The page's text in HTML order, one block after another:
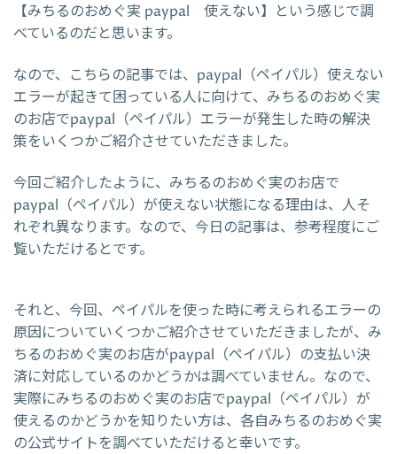
【みちるのおめぐ実 paypal 使えない】という感じで調
べているのだと思います。
なので、こちらの記事では、paypal（ペイパル）使えない
エラーが起きて困っている人に向けて、みちるのおめぐ実
のお店でpaypal（ペイパル）エラーが発生した時の解決
策をいくつかご紹介させていただきました。
今回ご紹介したように、みちるのおめぐ実のお店で
paypal（ペイパル）が使えない状態になる理由は、人そ
れぞれ異なります。なので、今日の記事は、参考程度にご
覧いただけるとです。
それと、今回、ペイパルを使った時に考えられるエラーの
原因についていくつかご紹介させていただきましたが、み
ちるのおめぐ実のお店がpaypal（ペイパル）の支払い決
済に対応しているのかどうかは調べていません。なので、
実際にみちるのおめぐ実のお店でpaypal（ペイパル）が
使えるのかどうかを知りたい方は、各自みちるのおめぐ実
の公式サイトを調べていただけると幸いです。